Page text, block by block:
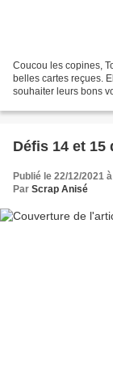
Coucou les copines,
belles cartes reçues.
souhaiter leurs bons
Défis 14 et 15
Publié le 22/12/2021
Par Scrap Anisé